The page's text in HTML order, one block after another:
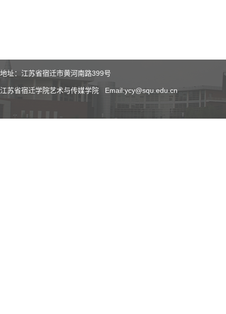
地址：江苏省宿迁市黄河南路399号
江苏省宿迁学院艺术与传媒学院 Email:ycy@squ.edu.cn